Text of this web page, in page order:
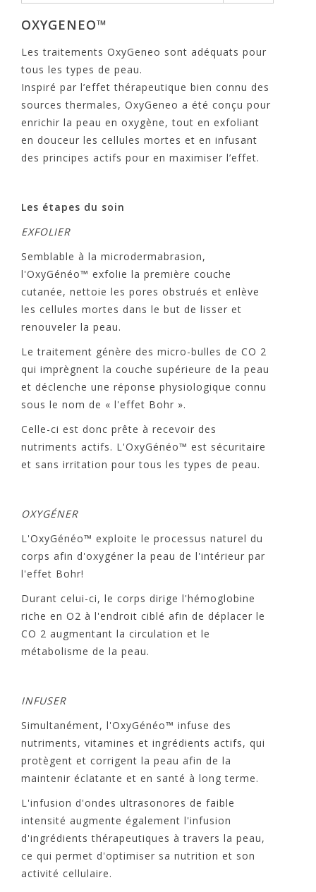
OXYGENEO™
Les traitements OxyGeneo sont adéquats pour
tous les types de peau.
Inspiré par l’effet thérapeutique bien connu des
sources thermales, OxyGeneo a été conçu pour
enrichir la peau en oxygène, tout en exfoliant
en douceur les cellules mortes et en infusant
des principes actifs pour en maximiser l’effet.
Les étapes du soin
EXFOLIER
Semblable à la microdermabrasion,
l'OxyGénéo™ exfolie la première couche
cutanée, nettoie les pores obstrués et enlève
les cellules mortes dans le but de lisser et
renouveler la peau.
Le traitement génère des micro-bulles de CO 2
qui imprègnent la couche supérieure de la peau
et déclenche une réponse physiologique connu
sous le nom de « l'effet Bohr ».
Celle-ci est donc prête à recevoir des
nutriments actifs. L'OxyGénéo™ est sécuritaire
et sans irritation pour tous les types de peau.
OXYGÉNER
L'OxyGénéo™ exploite le processus naturel du
corps afin d'oxygéner la peau de l'intérieur par
l'effet Bohr!
Durant celui-ci, le corps dirige l'hémoglobine
riche en O2 à l'endroit ciblé afin de déplacer le
CO 2 augmentant la circulation et le
métabolisme de la peau.
INFUSER
Simultanément, l'OxyGénéo™ infuse des
nutriments, vitamines et ingrédients actifs, qui
protègent et corrigent la peau afin de la
maintenir éclatante et en santé à long terme.
L'infusion d'ondes ultrasonores de faible
intensité augmente également l'infusion
d'ingrédients thérapeutiques à travers la peau,
ce qui permet d'optimiser sa nutrition et son
activité cellulaire.